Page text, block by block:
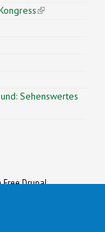
external)
(link is
Sehenswertes
Free Drupal
by